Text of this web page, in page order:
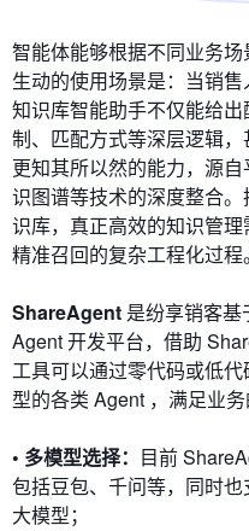
智能体能够根据不同业务
生动的使用场景是：当销售
知识库智能助手不仅能给
制、匹配方式等深层逻辑
更知其所以然的能力，源
识图谱等技术的深度整合
识库，真正高效的知识管理
精准召回的复杂工程化过程。
ShareAgent 是纷享销客
Agent 开发平台，借助
工具可以通过零代码或低
型的各类 Agent ，满足业务
• 多模型选择： 目前
包括豆包、千问等，同时
大模型；